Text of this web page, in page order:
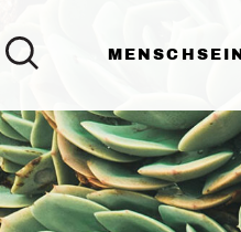
MENSCHSEIN